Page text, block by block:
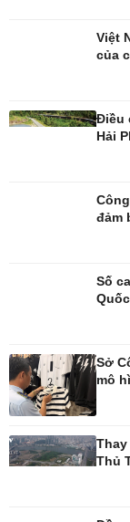
Nghệ sĩ
Thời trang
Sao Việt
Việt
của
Điều
Hải
đảm
Số
Sở
mô
Thủ